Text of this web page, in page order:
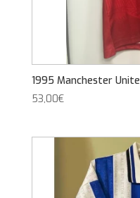
1995 Manchester
53,00€